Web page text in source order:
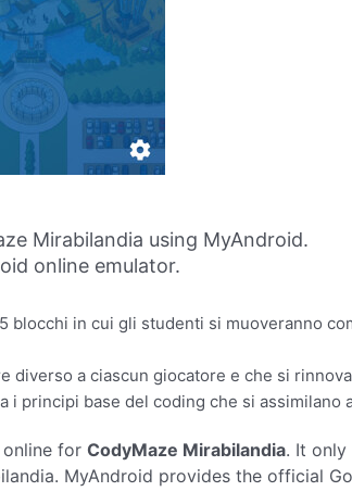
Mirabilandia using MyAndroid.
online emulator.
blocchi in cui gli studenti si muoveranno
diverso a ciascun giocatore e che si
i principi base del coding che si assimilano
for CodyMaze Mirabilandia. It
MyAndroid provides the official